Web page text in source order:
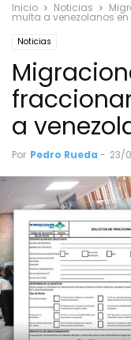
Inicio Noticias
multa a venezolanos en
Noticias
a
Por Pedro Rueda - 23/